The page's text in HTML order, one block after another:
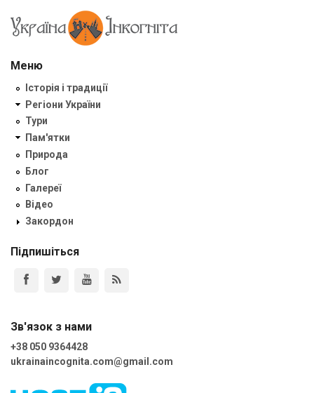
Меню
Історія і традиції
Регіони України
Тури
Пам'ятки
Природа
Блог
Галереї
Відео
Закордон
Підпишіться
Зв'язок з нами
+38 050 9364428
ukrainaincognita.com@gmail.com